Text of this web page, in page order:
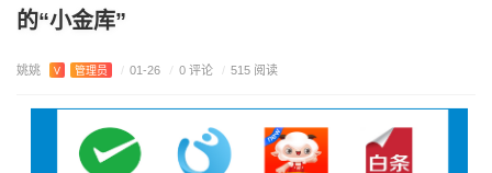
的“小金库”
姚姚 V 管理员 / 01-26 / 0 评论 / 515 阅读